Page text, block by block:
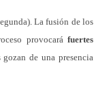
La fusión de los
provocará fuertes
de una presencia